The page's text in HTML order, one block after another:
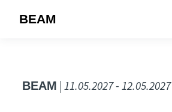
BEAM
BEAM | 11.05.2027 - 12.05.2027